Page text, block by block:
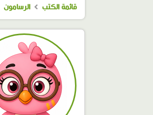
قائمة الكتب الرسامون